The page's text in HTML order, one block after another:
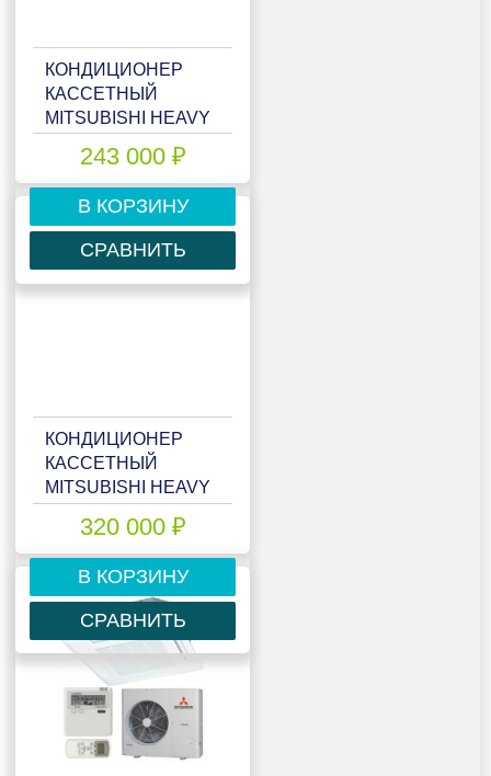
КОНДИЦИОНЕР
КАССЕТНЫЙ
MITSUBISHI HEAVY
243 000 ₽
В КОРЗИНУ
СРАВНИТЬ
КОНДИЦИОНЕР
КАССЕТНЫЙ
MITSUBISHI HEAVY
320 000 ₽
В КОРЗИНУ
СРАВНИТЬ